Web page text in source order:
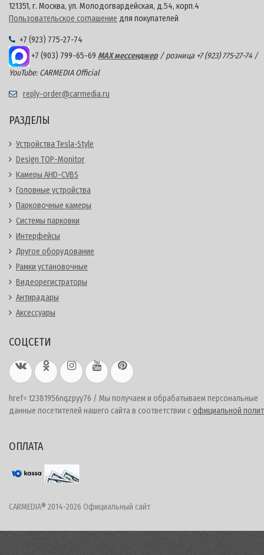
121351, г. Москва, ул. Молодогвардейская, д.54, корп.4
Пользовательское соглашение для покупателей
+7 (923) 775-27-74
+7 (903) 799-65-69 MAX мессенджер/ розница +7 (923) 775-27-74 /
YouTube: CARMEDIA Official
reply-order@carmedia.ru
РАЗДЕЛЫ
Устройства Tesla-Style
Design TOP-Monitor
Камеры AHD-CVBS
Головные устройства
Парковочные камеры
Системы парковки
Интерфейсы
Другое оборудование
Рамки установочные
Видеорегистраторы
Антирадары
Аксессуары
СОЦСЕТИ
href= t2381956nqzpyy76 / Мы получаем и обрабатываем персональные
данные посетителей нашего сайта в соответствии софициальной
ОПЛАТА
CARMEDIA® 2014-2026 Официальный сайт